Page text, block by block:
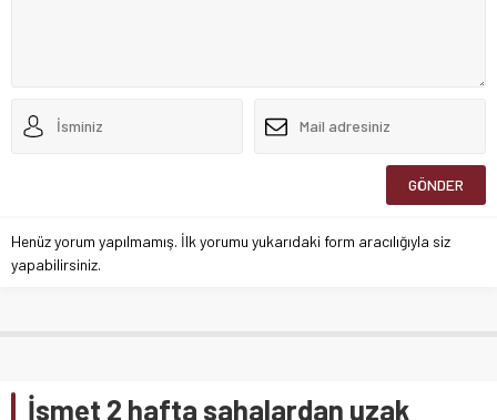
Henüz yorum yapılmamış. İlk yorumu yukarıdaki form aracılığıyla siz
yapabilirsiniz.
İsmet 2 hafta sahalardan uzak